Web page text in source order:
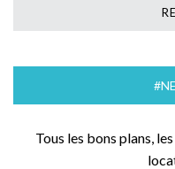
Tous les bons plans,